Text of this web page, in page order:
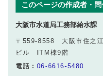
このページの作成者・
大阪市水道局工務部給水課
〒559-8558 大阪市住之
ビル ITM棟9階
電話： 06-6616-5480